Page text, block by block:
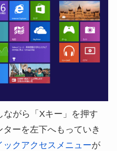
ながら「Xキー」を押す
ターを左下へもっていき
ックアクセスメニューが